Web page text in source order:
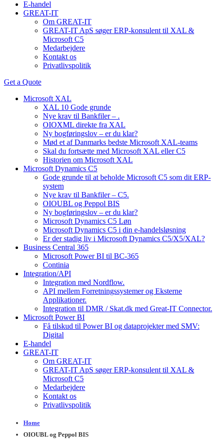
E-handel
GREAT-IT
Om GREAT-IT
GREAT-IT ApS søger ERP-konsulent til XAL &
Microsoft C5
Medarbejdere
Kontakt os
Privatlivspolitik
Get a Quote
Microsoft XAL
XAL 10 Gode grunde
Nye krav til Bankfiler – .
OIOXML direkte fra XAL
Ny bogføringslov – er du klar?
Mød et af Danmarks bedste Microsoft XAL-teams
Skal du fortsætte med Microsoft XAL eller C5
Historien om Microsoft XAL
Microsoft Dynamics C5
Gode grunde til at beholde Microsoft C5 som dit ERP-
system
Nye krav til Bankfiler – C5.
OIOUBL og Peppol BIS
Ny bogføringslov – er du klar?
Microsoft Dynamics C5 Løn
Microsoft Dynamics C5 i din e-handelsløsning
Er der stadig liv i Microsoft Dynamics C5/X5/XAL?
Business Central 365
Microsoft Power BI til BC-365
Continia
Integration/API
Integration med Nordflow.
API mellem Forretningssystemer og Eksterne
Applikationer.
Integration til DMR / Skat.dk med Great-IT Connector.
Microsoft Power BI
Få tilskud til Power BI og dataprojekter med SMV:
Digital
E-handel
GREAT-IT
Om GREAT-IT
GREAT-IT ApS søger ERP-konsulent til XAL &
Microsoft C5
Medarbejdere
Kontakt os
Privatlivspolitik
Home
OIOUBL og Peppol BIS